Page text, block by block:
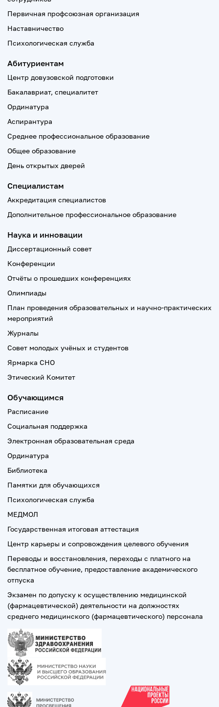
Первичная профсоюзная организация
Наставничество
Психологическая служба
Абитуриентам
Центр довузовской подготовки
Бакалавриат, специалитет
Ординатура
Аспирантура
Среднее профессиональное образование
Общее образование
День открытых дверей
Специалистам
Аккредитация специалистов
Дополнительное профессиональное образование
Наука и инновации
Диссертационный совет
Конференции
Отчёты о прошедших конференциях
Олимпиады
План проведения образовательных и научно-практических
мероприятий
Журналы
Совет молодых учёных и студентов
Ярмарка СНО
Этический Комитет
Обучающимся
Расписание
Социальная поддержка
Электронная образовательная среда
Ординатура
Библиотека
Памятки для обучающихся
Психологическая служба
МЕДМОЛ
Государственная итоговая аттестация
Центр карьеры и сопровождения целевого обучения
Переводы и восстановления, переходы с платного на
бесплатное обучение, предоставление академического
отпуска
Экзамен по допуску к осуществлению медицинской
(фармацевтической) деятельности на должностях
среднего медицинского (фармацевтического) персонала